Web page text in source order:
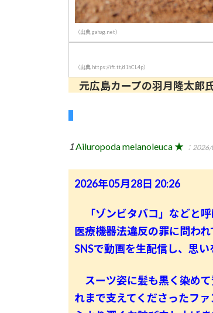
（出典 gahag.net）
（出典 https://ift.tt/d1hCL4p）
元広島カープの羽月隆太郎
1 Ailuropoda melanoleuca ★ ：
2026年05月28日 20:26
「ゾンビタバコ」などと
医療機器法違反の罪に問わ
SNSで動画を生配信し、思い
スーツ姿に髪も黒く染め
れまで支えてくださったフ